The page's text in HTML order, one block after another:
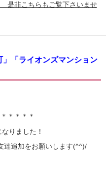
是非こちらもご覧下さいませ
」「ライオンズマンション
＊＊＊＊
りました！
達追加をお願いします(^^)/